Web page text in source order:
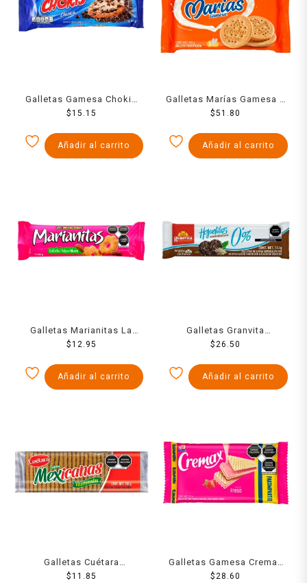
Galletas Gamesa Chokis
clásica con chispas sabor
$15.15
Añadir al carrito
Galletas Marías Gamesa 3
rollos de 144 g c/u
$51.80
Añadir al carrito
Galletas Marianitas La
Moderna nuez 185 g
$12.95
Añadir al carrito
Galletas Granvita
Hojuelitas de avena
chocolate 112 g
$26.50
Añadir al carrito
Galletas Cuétara
Mexicanas vitaminadas
$11.85
Galletas Gamesa Cremax
tipo wafer con relleno
$28.60